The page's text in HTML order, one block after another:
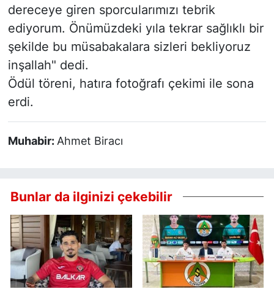
dereceye giren sporcularımızı tebrik
ediyorum. Önümüzdeki yıla tekrar sağlıklı bir
şekilde bu müsabakalara sizleri bekliyoruz
inşallah" dedi.
Ödül töreni, hatıra fotoğrafı çekimi ile sona
erdi.
Muhabir:Ahmet Biracı
Bunlar da ilginizi çekebilir